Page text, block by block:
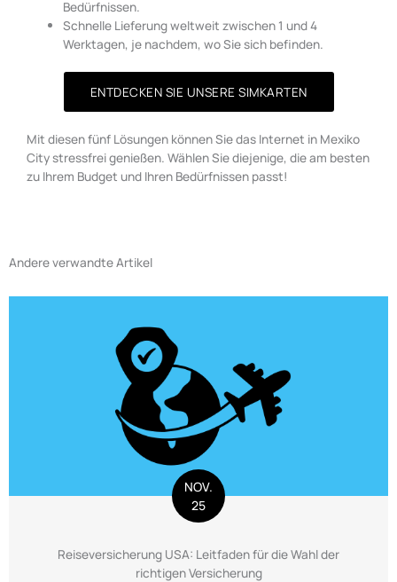
Bedürfnissen.
Schnelle Lieferung weltweit zwischen 1 und 4
Werktagen, je nachdem, wo Sie sich befinden.
ENTDECKEN SIE UNSERE SIMKARTEN
Mit diesen fünf Lösungen können Sie das Internet in Mexiko
City stressfrei genießen. Wählen Sie diejenige, die am besten
zu Ihrem Budget und Ihren Bedürfnissen passt!
Andere verwandte Artikel
NOV.
25
Reiseversicherung USA: Leitfaden für die Wahl der
richtigen Versicherung